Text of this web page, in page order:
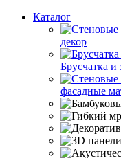
Каталог
декор
Брусчатка и
фасадные